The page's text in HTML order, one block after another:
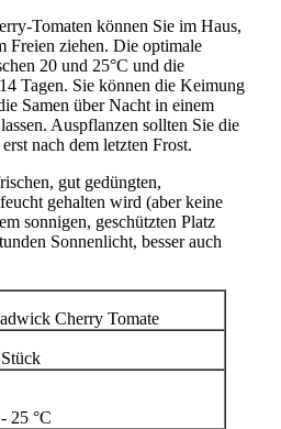
Tomaten können Sie im Haus,
Freien ziehen. Die optimale
20 und 25°C und die
Tagen. Sie können die Keimung
Samen über Nacht in einem
Auspflanzen sollten Sie die
nach dem letzten Frost.
gut gedüngten,
gehalten wird (aber keine
sonnigen, geschützten Platz
Sonnenlicht, besser auch
Cherry Tomate
25 °C